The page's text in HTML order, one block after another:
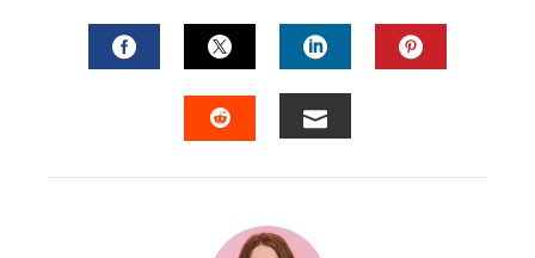
FACEBOOKTWITTERLINKEDIN